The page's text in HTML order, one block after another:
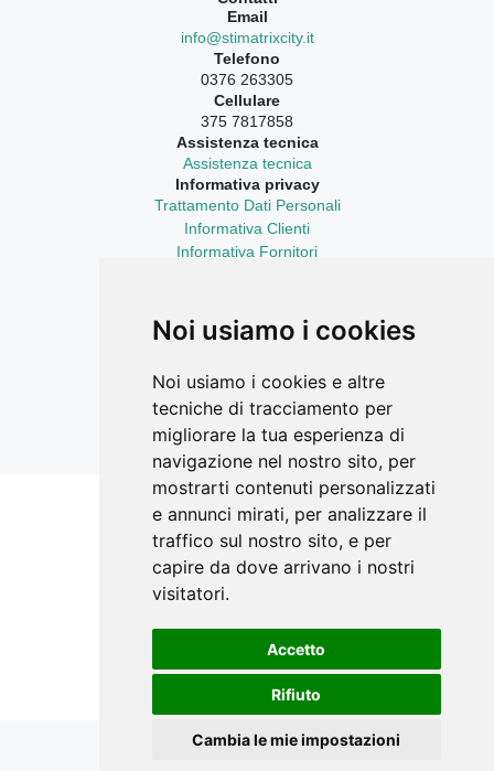
Noi usiamo i cookies
Noi usiamo i cookies e altre
tecniche di tracciamento per
migliorare la tua esperienza di
navigazione nel nostro sito, per
mostrarti contenuti personalizzati
e annunci mirati, per analizzare il
traffico sul nostro sito, e per
capire da dove arrivano i nostri
visitatori.
Accetto
Rifiuto
Cambia le mie impostazioni
Email
info@stimatrixcity.it
Telefono
0376 263305
Cellulare
375 7817858
Assistenza tecnica
Assistenza tecnica
Informativa privacy
Trattamento Dati Personali
Informativa Clienti
Informativa Fornitori
LinkedIn
Facebook Ricerca Compravendite
Instagram
YouTube
Siti correlati
STIMATRIX.it
forMaps.it
perCorsidiEstimo.it
E-Valuations.org